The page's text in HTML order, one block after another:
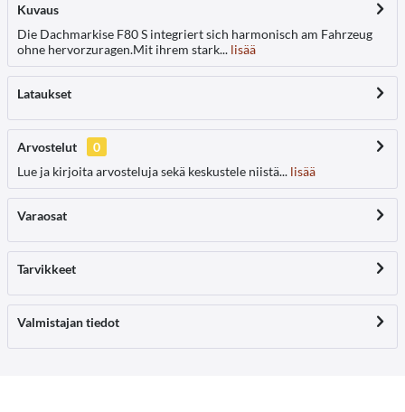
Kuvaus
Die Dachmarkise F80 S integriert sich harmonisch am Fahrzeug
ohne hervorzuragen.Mit ihrem stark... lisää
Lataukset
Arvostelut
0
Lue ja kirjoita arvosteluja sekä keskustele niistä... lisää
Varaosat
Tarvikkeet
Valmistajan tiedot